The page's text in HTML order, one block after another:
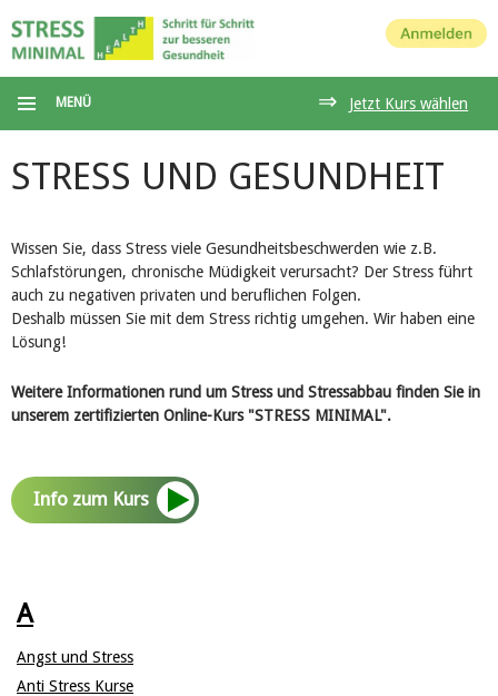
Anmelden
⇒ Jetzt Kurs wählen
MENÜ
STRESS UND GESUNDHEIT
Wissen Sie, dass Stress viele Gesundheitsbeschwerden wie z.B.
Schlafstörungen, chronische Müdigkeit verursacht? Der Stress führt
auch zu negativen privaten und beruflichen Folgen.
Deshalb müssen Sie mit dem Stress richtig umgehen. Wir haben eine
Lösung!
Weitere Informationen rund um Stress und Stressabbau finden Sie in
unserem zertifizierten Online-Kurs "STRESS MINIMAL".
Info zum Kurs
A
Angst und Stress
Anti Stress Kurse